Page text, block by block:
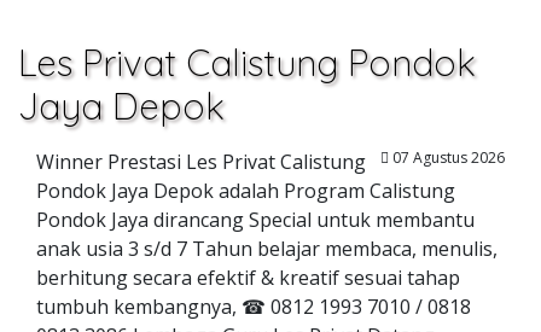
Les Privat Calistung Pondok
Jaya Depok
07 Agustus 2026
Winner Prestasi Les Privat Calistung
Pondok Jaya Depok adalah Program Calistung
Pondok Jaya dirancang Special untuk membantu
anak usia 3 s/d 7 Tahun belajar membaca, menulis,
berhitung secara efektif & kreatif sesuai tahap
tumbuh kembangnya, ☎ 0812 1993 7010 / 0818